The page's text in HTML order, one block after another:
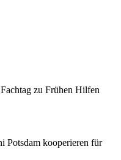
zu Frühen Hilfen
Potsdam kooperieren für